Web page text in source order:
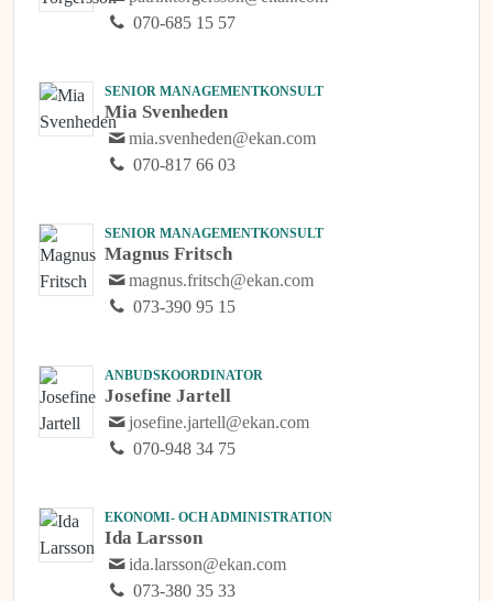
070-685 15 57
SENIOR MANAGEMENTKONSULT
Mia Svenheden
mia.svenheden@ekan.com
070-817 66 03
SENIOR MANAGEMENTKONSULT
Magnus Fritsch
magnus.fritsch@ekan.com
073-390 95 15
ANBUDSKOORDINATOR
Josefine Jartell
josefine.jartell@ekan.com
070-948 34 75
EKONOMI- OCH ADMINISTRATION
Ida Larsson
ida.larsson@ekan.com
073-380 35 33